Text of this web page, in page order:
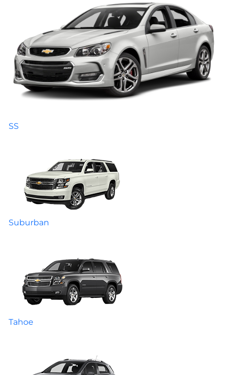
SS
Suburban
Tahoe